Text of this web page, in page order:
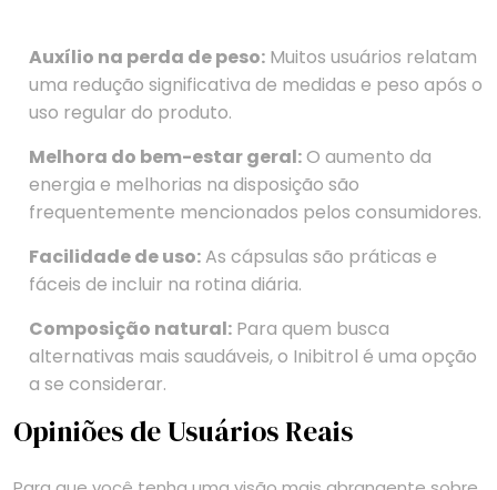
Auxílio na perda de peso: Muitos usuários relatam
uma redução significativa de medidas e peso após o
uso regular do produto.
Melhora do bem-estar geral:O aumento da
energia e melhorias na disposição são
frequentemente mencionados pelos consumidores.
Facilidade de uso:As cápsulas são práticas e
fáceis de incluir na rotina diária.
Composição natural: Para quem busca
alternativas mais saudáveis, o Inibitrol é uma opção
a se considerar.
Opiniões de Usuários Reais